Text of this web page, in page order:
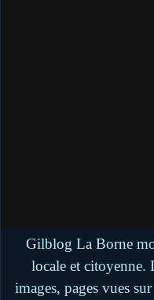
Gilblog La Borne
locale et citoyenne.
images, pages vues